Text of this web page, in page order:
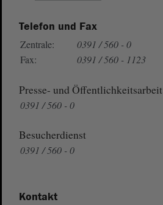
Telefon und Fax
Zentrale:
0391 / 560 - 0
Fax:
0391 / 560 - 1123
Presse- und Öffentlichkeitsarbeit
0391 / 560 - 0
Besucherdienst
0391 / 560 - 0
Kontakt